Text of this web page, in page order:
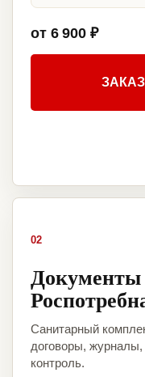
от 6 900 ₽
02
Документы
Санитарный
договоры,
контроль.